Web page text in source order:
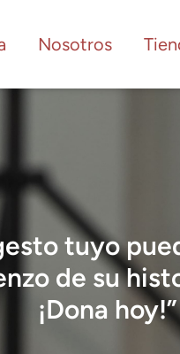
Nosotros
tuyo
de su
¡Dona hoy!”